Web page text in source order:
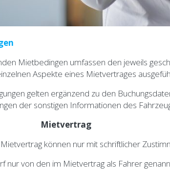
Mietbedingen umfassen den jeweils
Aspekte eines Mietvertrages
gelten ergänzend zu den
der sonstigen Informationen des
können nur mit schriftlicher
nur von den im Mietvertrag als Fahrer